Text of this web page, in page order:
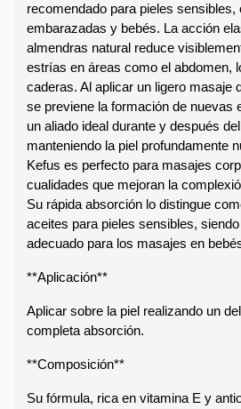
recomendado para pieles
embarazadas y bebés. La acción
almendras natural reduce
estrías en áreas como el abdomen,
caderas. Al aplicar un ligero masaje
se previene la formación de nuevas
un aliado ideal durante y después
manteniendo la piel profundamente
Kefus es perfecto para masajes
cualidades que mejoran la
Su rápida absorción lo distingue
aceites para pieles sensibles,
adecuado para los masajes en
**Aplicación**
Aplicar sobre la piel realizando un
completa absorción.
**Composición**
Su fórmula, rica en vitamina E y